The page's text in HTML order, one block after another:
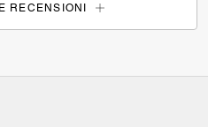
RECENSIONI